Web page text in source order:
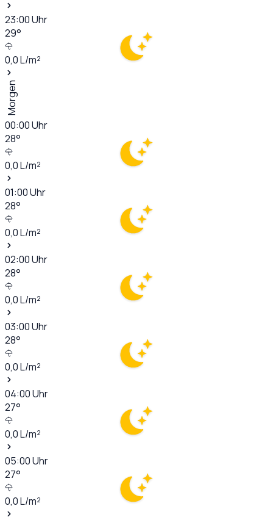
23:00Uhr
29°
0,0L/m²
Morgen
00:00Uhr
28°
0,0L/m²
01:00Uhr
28°
0,0L/m²
02:00Uhr
28°
0,0L/m²
03:00Uhr
28°
0,0L/m²
04:00Uhr
27°
0,0L/m²
05:00Uhr
27°
0,0L/m²